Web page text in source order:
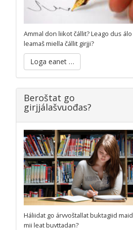
Ammal don liikot čállit? Leago dus álo
leamaš miella čállit girjji?
Loga eanet …
Beroštat go
girjjálašvuođas?
Háliidat go árvvoštallat buktagiid maid
mii leat buvttadan?